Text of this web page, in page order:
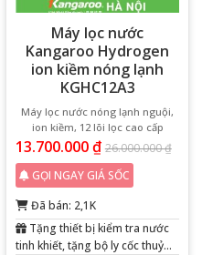
Máy lọc nước
Kangaroo Hydrogen
ion kiềm nóng lạnh
KGHC12A3
Máy lọc nước nóng lạnh nguội,
ion kiềm, 12 lõi lọc cao cấp
13.700.000₫ 26.000.000₫
GỌI NGAY GIÁ SỐC
Đã bán: 2,1K
Tặng thiết bị kiểm tra nước
tinh khiết, tặng bộ ly cốc thuỷ